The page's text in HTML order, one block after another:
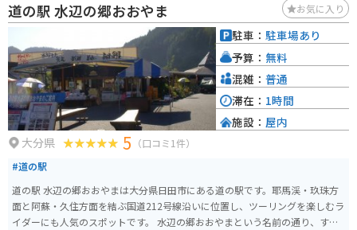
道の駅 水辺の郷おおやま お気に入り
大分県 5 （口コミ1件）
#道の駅
道の駅 水辺の郷おおやまは大分県日田市にある道の駅です。耶馬渓・玖珠方
面と阿蘇・久住方面を結ぶ国道212号線沿いに位置し、ツーリングを楽しむラ
イダーにも人気のスポットです。 水辺の郷おおやまという名前の通り、すぐ
駐車： 駐車場あり
予算： 無料
混雑： 普通
滞在： 1時間
施設： 屋内